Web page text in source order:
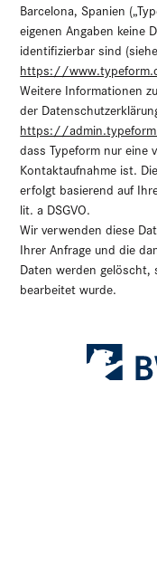
Barcelona, Spanien
eigenen Angaben keine
identifizierbar sind
https://
Weitere Informationen
der
https://
dass Typeform nur eine
Kontaktaufnahme ist.
erfolgt basierend auf
lit. a DSGVO.
Wir verwenden diese
Ihrer Anfrage und die
Daten werden gelöscht,
bearbeitet wurde.